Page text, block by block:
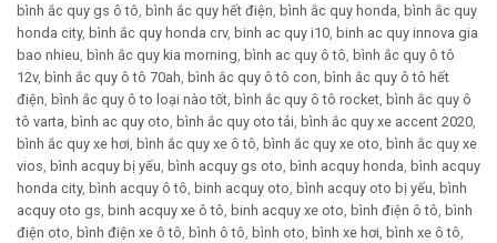
bình ắc quy gs ô tô, bình ắc quy hết điện, bình ắc quy honda, bình ắc quy
honda city, bình ắc quy honda crv, binh ac quy i10, binh ac quy innova gia
bao nhieu, bình ắc quy kia morning, bình ac quy ô tô, bình ắc quy ô tô
12v, bình ắc quy ô tô 70ah, bình ắc quy ô tô con, bình ắc quy ô tô hết
điện, bình ắc quy ô to loại nào tốt, bình ắc quy ô tô rocket, bình ắc quy ô
tô varta, bình ac quy oto, bình ắc quy oto tải, bình ắc quy xe accent 2020,
bình ắc quy xe hơi, bình ắc quy xe ô tô, bình ắc quy xe oto, bình ắc quy xe
vios, bình acquy bị yếu, bình acquy gs oto, bình acquy honda, bình acquy
honda city, bình acquy ô tô, binh acquy oto, bình acquy oto bị yếu, bình
acquy oto gs, binh acquy xe ô tô, binh acquy xe oto, bình điện ô tô, bình
điện oto, bình điện xe ô tô, bình ô tô, bình oto, bình xe hơi, bình xe ô tô,